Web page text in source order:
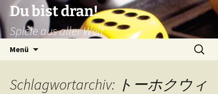
Zum
Inhalt
springen
Du bist dran!
Spiele aus aller Welt
Menü
Suchen
nach:
Schlagwortarchiv: トーホクウィ